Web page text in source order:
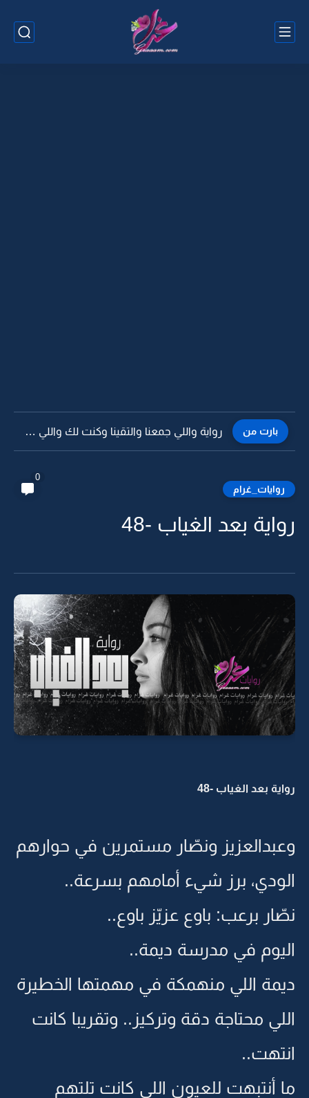
بارت من رواية نكهات من علقم الدنيا -113 البارت الاخير
روايات_غرام
0
رواية بعد الغياب -48
رواية بعد الغياب -48
وعبدالعزيز ونصّار مستمرين في حوارهم
الودي، برز شيء أمامهم بسرعة..
نصّار برعب: باوع عزيّز باوع..
اليوم في مدرسة ديمة..
ديمة اللي منهمكة في مهمتها الخطيرة
اللي محتاجة دقة وتركيز.. وتقريبا كانت
انتهت..
ما أنتبهت للعيون اللي كانت تلتهم